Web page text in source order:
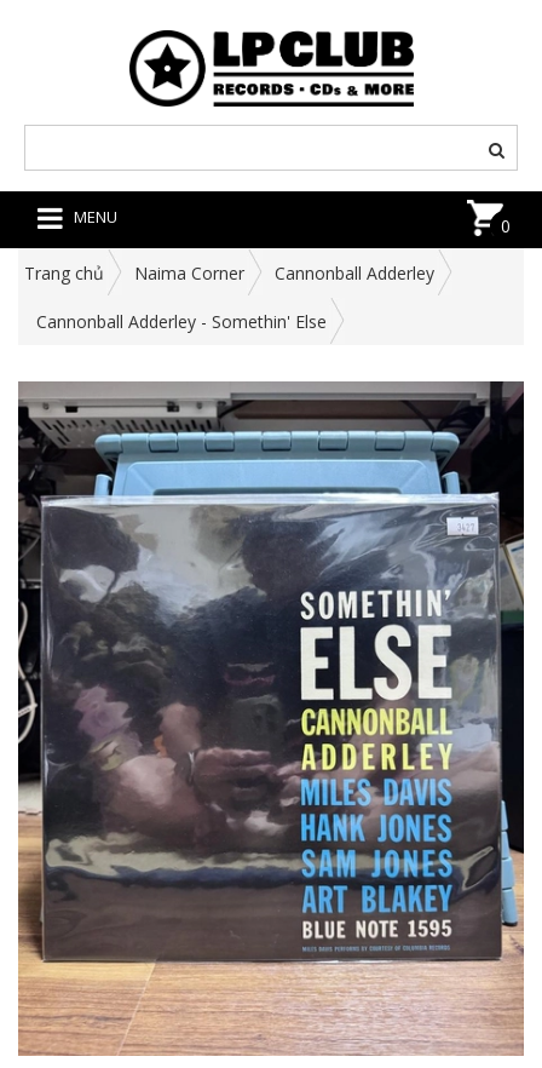
MENU 0
Trang chủ Naima Corner Cannonball Adderley
Cannonball Adderley - Somethin' Else